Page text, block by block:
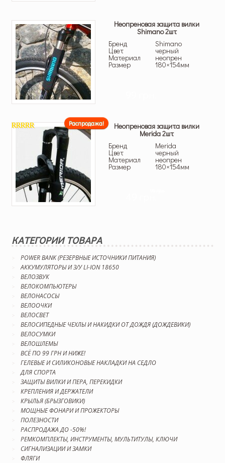
Неопреновая защита вилки
Shimano 2шт
Бренд
Shimano
Цвет черный
Материал неопрен
Размер 180×154мм
Распродажа! Неопреновая защита вилки
Merida 2шт
Бренд
Merida
Цвет черный
Материал неопрен
Размер 180×154мм
КАТЕГОРИИ ТОВАРА
POWER BANK (РЕЗЕРВНЫЕ ИСТОЧНИКИ ПИТАНИЯ)
АККУМУЛЯТОРЫ И З/У LI-ION 18650
ВЕЛОЗВУК
ВЕЛОКОМПЬЮТЕРЫ
ВЕЛОНАСОСЫ
ВЕЛООЧКИ
ВЕЛОСВЕТ
ВЕЛОСИПЕДНЫЕ ЧЕХЛЫ И НАКИДКИ ОТ ДОЖДЯ (ДОЖДЕВИКИ)
ВЕЛОСУМКИ
ВЕЛОШЛЕМЫ
ВСЁ ПО 99 ГРН И НИЖЕ!
ГЕЛЕВЫЕ И СИЛИКОНОВЫЕ НАКЛАДКИ НА СЕДЛО
ДЛЯ СПОРТА
ЗАЩИТЫ ВИЛКИ И ПЕРА, ПЕРЕКИДКИ
КРЕПЛЕНИЯ И ДЕРЖАТЕЛИ
КРЫЛЬЯ (БРЫЗГОВИКИ)
МОЩНЫЕ ФОНАРИ И ПРОЖЕКТОРЫ
ПОЛЕЗНОСТИ
РАСПРОДАЖА ДО -50%!
РЕМКОМПЛЕКТЫ, ИНСТРУМЕНТЫ, МУЛЬТИТУЛЫ, КЛЮЧИ
СИГНАЛИЗАЦИИ И ЗАМКИ
ФЛЯГИ